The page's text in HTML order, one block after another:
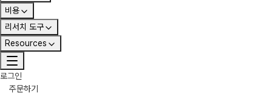
비용
리서치 도구
Resources
로그인
주문하기